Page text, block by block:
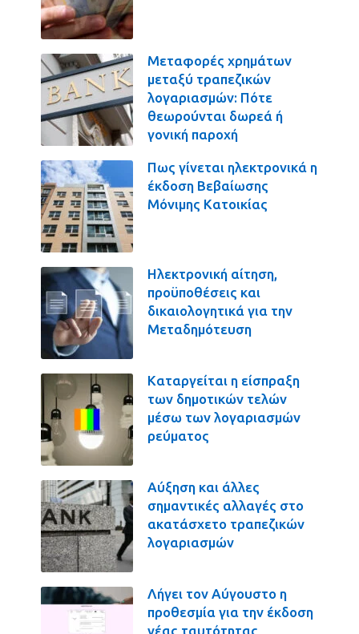
Μεταφορές χρημάτων
μεταξύ τραπεζικών
λογαριασμών: Πότε
θεωρούνται δωρεά ή
γονική παροχή
Πως γίνεται ηλεκτρονικά η
έκδοση Βεβαίωσης
Μόνιμης Κατοικίας
Ηλεκτρονική αίτηση,
προϋποθέσεις και
δικαιολογητικά για την
Μεταδημότευση
Καταργείται η είσπραξη
των δημοτικών τελών
μέσω των λογαριασμών
ρεύματος
Αύξηση και άλλες
σημαντικές αλλαγές στο
ακατάσχετο τραπεζικών
λογαριασμών
Λήγει τον Αύγουστο η
προθεσμία για την έκδοση
νέας ταυτότητας